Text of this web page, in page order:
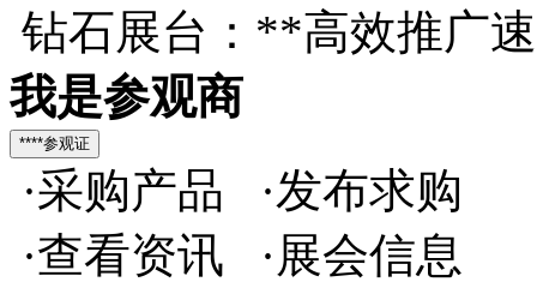
钻石展台：**高效推广
我是参观商
·采购产品 ·发布求购
·查看资讯 ·展会信息